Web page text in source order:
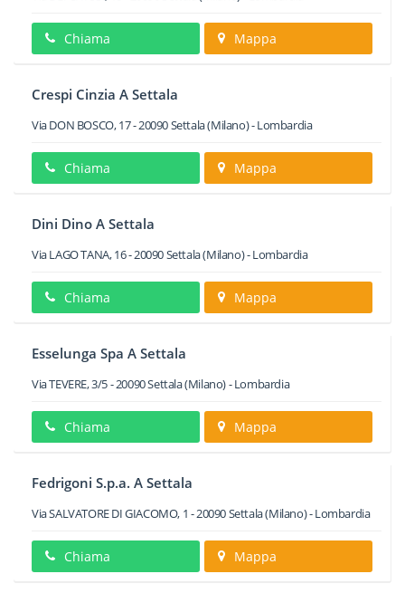
Chiama Mappa
Crespi Cinzia A Settala
Via DON BOSCO, 17-20090Settala(Milano) -Lombardia
Chiama Mappa
Dini Dino A Settala
Via LAGO TANA, 16-20090Settala(Milano) -Lombardia
Chiama Mappa
Esselunga Spa A Settala
Via TEVERE, 3/5-20090Settala(Milano) -Lombardia
Chiama Mappa
Fedrigoni S.p.a. A Settala
Via SALVATORE DI GIACOMO, 1 -20090Settala(Milano) -Lombardia
Chiama Mappa